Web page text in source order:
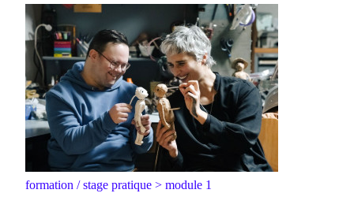
formation / stage pratique > module 1